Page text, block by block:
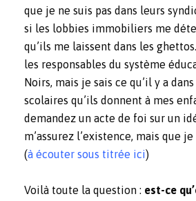
que je ne suis pas dans leurs
si les lobbies immobiliers me
qu’ils me laissent dans les
les responsables du système
Noirs, mais je sais ce qu’il y a
scolaires qu’ils donnent à mes
demandez un acte de foi sur un
m’assurez l’existence, mais que je
(à écouter sous titrée ici)
Voilà toute la question : est-ce